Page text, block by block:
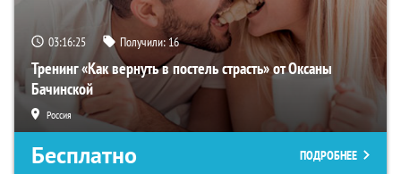
03:16:24 Получили:16
Тренинг «Как вернуть в постель страсть» от Оксаны
Бачинской
Россия
Бесплатно ПОДРОБНЕЕ